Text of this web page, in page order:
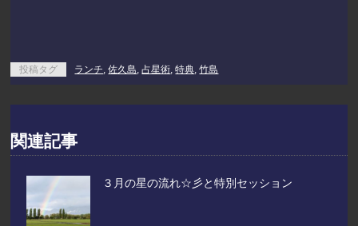
投稿タグ ランチ ,佐久島 ,占星術 ,特典 ,竹島
関連記事
３月の星の流れ☆彡と特別セッション